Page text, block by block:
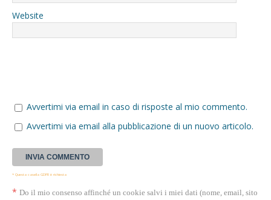
Website
Avvertimi via email in caso di risposte al mio commento.
Avvertimi via email alla pubblicazione di un nuovo articolo.
* Questa casella GDPR è richiesta
* Do il mio consenso affinché un cookie salvi i miei dati (nome, email, sito